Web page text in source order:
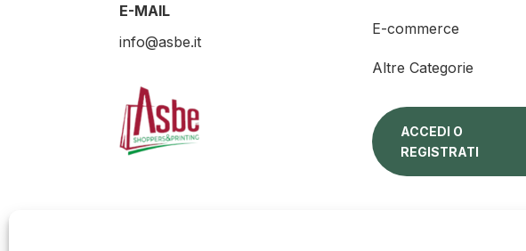
E-MAIL
info@asbe.it
E-commerce
Altre Categorie
ACCEDI O
REGISTRATI